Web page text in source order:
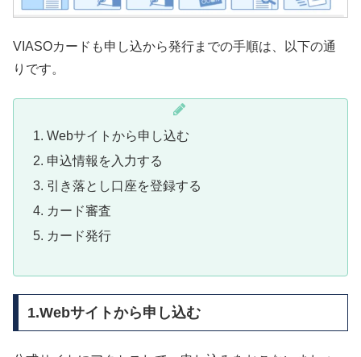
VIASOカードも申し込から発行までの手順は、以下の通
りです。
Webサイトから申し込む
申込情報を入力する
引き落とし口座を登録する
カード審査
カード発行
1.Webサイトから申し込む